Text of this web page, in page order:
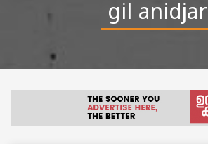
gil anidjar